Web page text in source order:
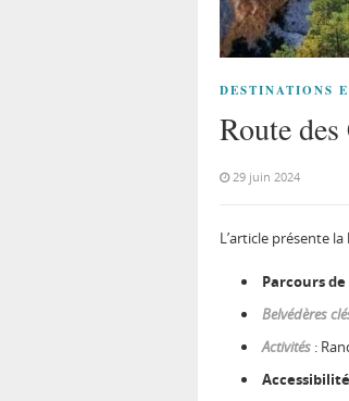
DESTINATIONS
Route
29 juin 2024
L’article présente la
Parcours de
Belvédères
Activités :
Accessibilité